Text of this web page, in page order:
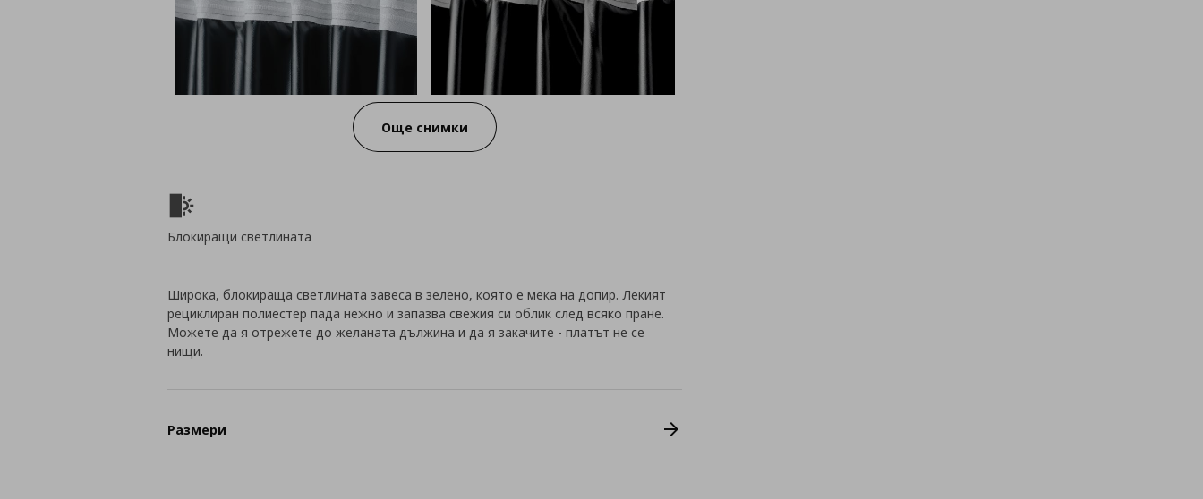
Още снимки
Блокиращи светлината
Широка, блокираща светлината завеса в зелено, която е мека на допир. Лекият
рециклиран полиестер пада нежно и запазва свежия си облик след всяко пране.
Можете да я отрежете до желаната дължина и да я закачите - платът не се
нищи.
Размери